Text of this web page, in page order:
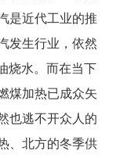
是近代工业的推
发生行业，依然
烧水。而在当下
煤加热已成众矢
也逃不开众人的
、北方的冬季供